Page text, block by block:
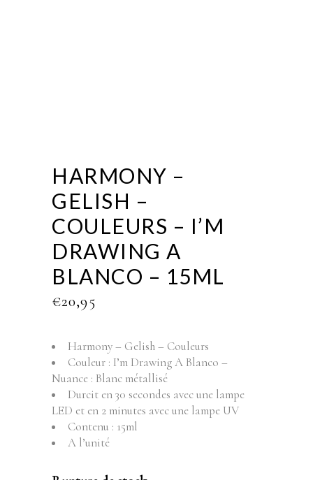
HARMONY –
GELISH –
COULEURS – I’M
DRAWING A
BLANCO – 15ML
€20,95
Harmony – Gelish – Couleurs
Couleur : I’m Drawing A Blanco –
Nuance : Blanc métallisé
Durcit en 30 secondes avec une lampe
LED et en 2 minutes avec une lampe UV
Contenu : 15ml
A l’unité